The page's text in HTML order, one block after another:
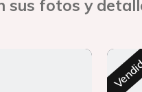
sus fotos y